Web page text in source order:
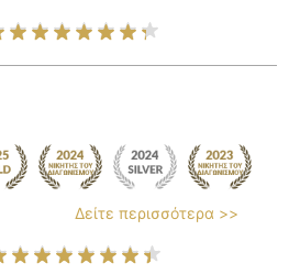
Δείτε περισσότερα >>